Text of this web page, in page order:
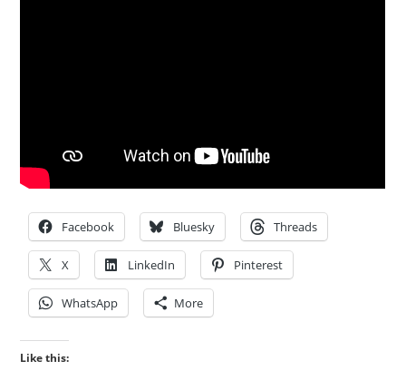
Facebook Bluesky Threads
X LinkedIn Pinterest
WhatsApp More
Like this: